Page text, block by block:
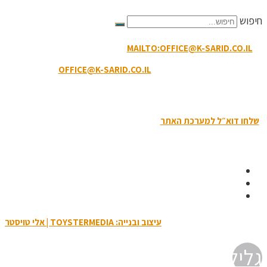
חיפוש
MAILTO:OFFICE@K-SARID.CO.IL
OFFICE@K-SARID.CO.IL
שלחו דוא״ל למערכת האתר
עיצוב ובנייה: TOYSTERMEDIA | אלי טויסטר
גלילה